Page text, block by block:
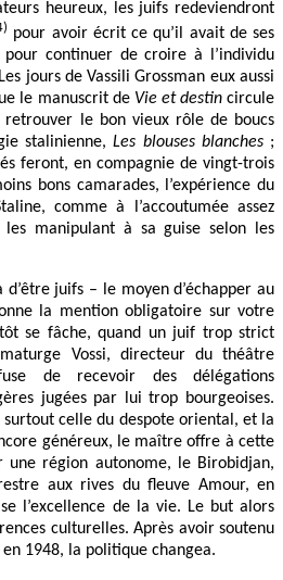
heureux, les juifs redeviendront
pour avoir écrit ce qu’il avait de ses
continuer de croire à l’individu
jours de Vassili Grossman eux aussi
le manuscrit de Vie et destincircule
retrouver le bon vieux rôle de boucs
stalinienne,Les blouses blanches;
feront, en compagnie de vingt-trois
bons camarades, l’expérience du
comme à l’accoutumée assez
manipulant à sa guise selon les
juifs – le moyen d’échapper au
la mention obligatoire sur votre
se fâche, quand un juif trop strict
Vossi, directeur du théâtre
de recevoir des délégations
jugées par lui trop bourgeoises.
surtout celle du despote oriental, et la
généreux, le maître offre à cette
région autonome, le Birobidjan,
aux rives du fleuve Amour, en
l’excellence de la vie. Le but alors
culturelles. Après avoir soutenu
1948, la politique changea.